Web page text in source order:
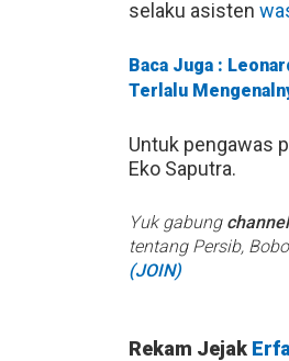
selaku asisten
Baca Juga :
Terlalu
Untuk pengawas
Eko Saputra.
Yuk gabung
tentang Persib,
(JOIN)
Rekam Jejak